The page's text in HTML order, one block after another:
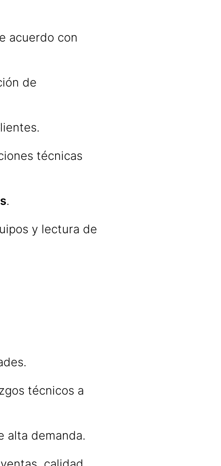
acuerdo con
de
técnicas
.
y lectura de
técnicos a
alta demanda.